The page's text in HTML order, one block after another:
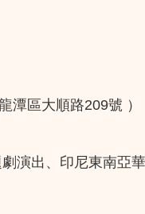
潭區大順路209號 ）
演出、印尼東南亞